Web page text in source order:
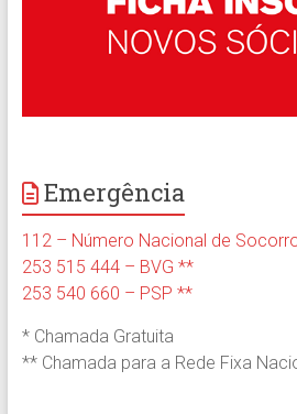
Emergência
112 – Número Nacional de
253 515 444 – BVG **
253 540 660 – PSP **
* Chamada Gratuita
** Chamada para a Rede Fixa